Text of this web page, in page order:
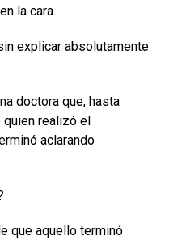
la cara.
explicar absolutamente
doctora que, hasta
quien realizó el
aclarando
que aquello terminó